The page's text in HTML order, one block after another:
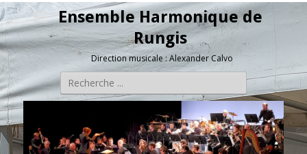
Ensemble Harmonique de
Rungis
Direction musicale : Alexander Calvo
Rechercher :